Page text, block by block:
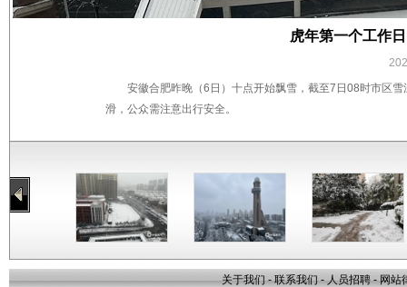
虎年第一个工作
安徽合肥昨晚（6日）十点开始飘雪，截至7日08时市区
滑，公众需注意出行安全。
关于我们 - 联系我们 - 人员招聘 - 网站